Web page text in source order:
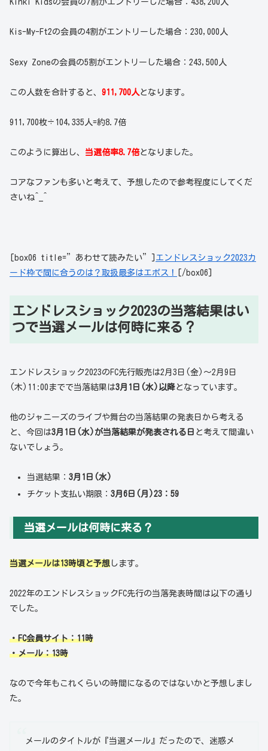
Kinki Kidsの会員の7割がエントリーした場合：438,200人
Kis-My-Ft2の会員の4割がエントリーした場合：230,000人
Sexy Zoneの会員の5割がエントリーした場合：243,500人
この人数を合計すると、 911,700人 となります。
911,700枚÷104,335人=約8.7倍
このように算出し、 当選倍率8.7倍となりました。
コアなファンも多いと考えて、予想したので参考程度にしてくだ
さいね^_^
[box06 title=”あわせて読みたい”] エンドレスショック2023カ
ード枠で間に合うのは？取扱最多はエポス！
[/box06]
エンドレスショック2023の当落結果はい
つで当選メールは何時に来る？
エンドレスショック2023のFC先行販売は2月3日(金)～2月9日
(木)11:00までで当落結果は3月1日(水)以降となっています。
他のジャニーズのライブや舞台の当落結果の発表日から考える
と、今回は3月1日(水)が当落結果が発表される日 と考えて間違い
ないでしょう。
当選結果： 3月1日(水)
チケット支払い期限： 3月6日(月)23：59
当選メールは何時に来る？
当選メールは13時頃と予想 します。
2022年のエンドレスショックFC先行の当落発表時間は以下の通り
でした。
・FC会員サイト：11時
・メール：13時
なので今年もこれくらいの時間になるのではないかと予想しまし
た。
メールのタイトルが『当選メール』だったので、迷惑メ